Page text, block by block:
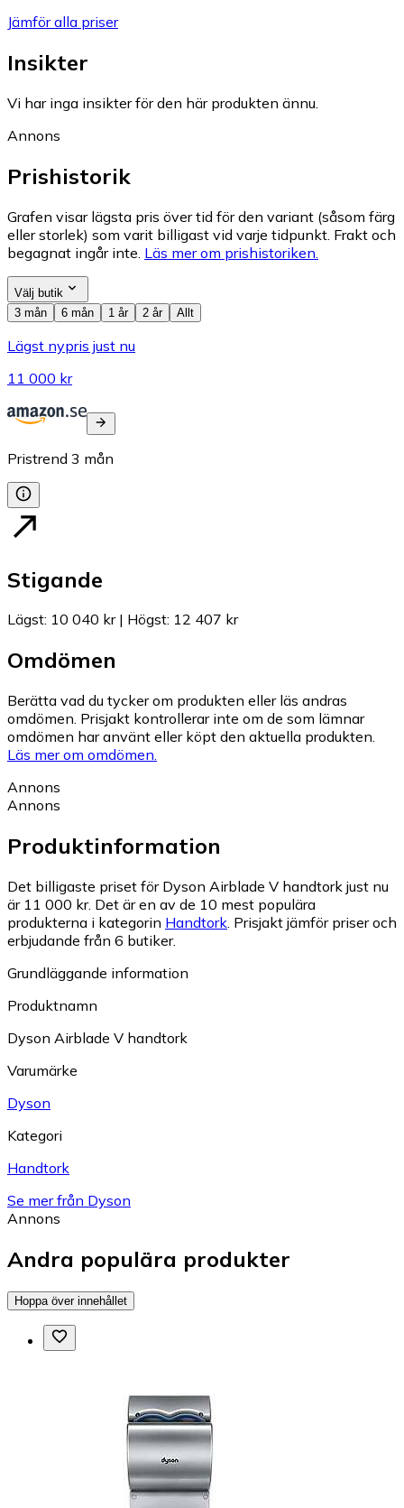
Jämför alla priser
Insikter
Vi har inga insikter för den här produkten ännu.
Annons
Prishistorik
Grafen visar lägsta pris över tid för den variant (såsom färg
eller storlek) som varit billigast vid varje tidpunkt. Frakt och
begagnat ingår inte. Läs mer om prishistoriken.
Välj butik
3 mån
6 mån 1 år 2 år Allt
Lägst nypris just nu
11 000 kr
Pristrend 3 mån
Stigande
Lägst: 10 040 kr| Högst: 12 407 kr
Omdömen
Berätta vad du tycker om produkten eller läs andras
omdömen. Prisjakt kontrollerar inte om de som lämnar
omdömen har använt eller köpt den aktuella produkten.
Läs mer om omdömen.
Annons
Annons
Produktinformation
Det billigaste priset för Dyson Airblade V handtork just nu
är 11 000 kr. Det är en av de 10 mest populära
produkterna i kategorin Handtork. Prisjakt jämför priser och
erbjudande från 6 butiker.
Grundläggande information
Produktnamn
Dyson Airblade V handtork
Varumärke
Dyson
Kategori
Handtork
Se mer från Dyson
Annons
Andra populära produkter
Hoppa över innehållet